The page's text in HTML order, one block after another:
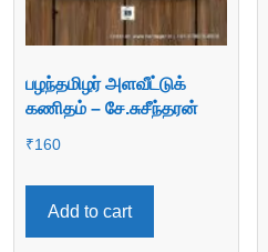
பழந்தமிழர் அளவீட்டுக்
கணிதம் – சே.சுசீந்தரன்
₹160
Add to cart